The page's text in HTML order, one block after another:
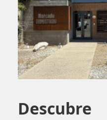
Descubre